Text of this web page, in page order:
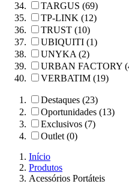
TARGUS (69)
TP-LINK (12)
TRUST (10)
UBIQUITI (1)
UNYKA (2)
URBAN FACTORY
VERBATIM (19)
Destaques (23)
Oportunidades (13)
Exclusivos (7)
Outlet (0)
Início
Produtos
Acessórios Portáteis